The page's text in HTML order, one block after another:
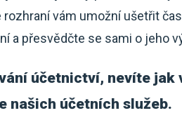
vám umožní ušetřit
a přesvědčte se sami o jeho
účetnictví, nevíte jak
našich účetních služeb.